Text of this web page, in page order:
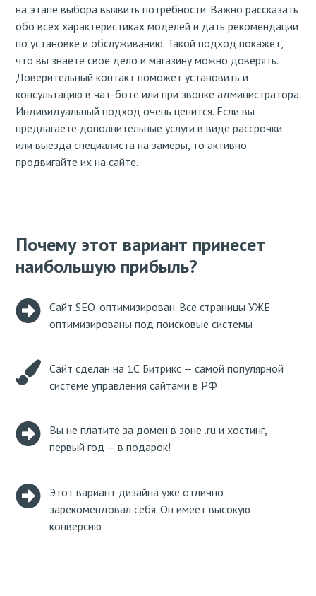
на этапе выбора выявить потребности. Важно рассказать
обо всех характеристиках моделей и дать рекомендации
по установке и обслуживанию. Такой подход покажет,
что вы знаете свое дело и магазину можно доверять.
Доверительный контакт поможет установить и
консультацию в чат-боте или при звонке администратора.
Индивидуальный подход очень ценится. Если вы
предлагаете дополнительные услуги в виде рассрочки
или выезда специалиста на замеры, то активно
продвигайте их на сайте.
Почему этот вариант принесет
наибольшую прибыль?
Сайт SEO-оптимизирован. Все страницы УЖЕ
оптимизированы под поисковые системы
Сайт сделан на 1С Битрикс — самой популярной
системе управления сайтами в РФ
Вы не платите за домен в зоне .ru и хостинг,
первый год — в подарок!
Этот вариант дизайна уже отлично
зарекомендовал себя. Он имеет высокую
конверсию